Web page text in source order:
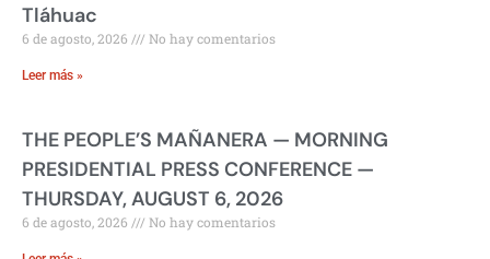
Tláhuac
6 de agosto, 2026 No hay comentarios
Leer más »
THE PEOPLE’S MAÑANERA — MORNING
PRESIDENTIAL PRESS CONFERENCE —
THURSDAY, AUGUST 6, 2026
6 de agosto, 2026 No hay comentarios